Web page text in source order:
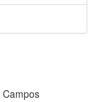
Campos